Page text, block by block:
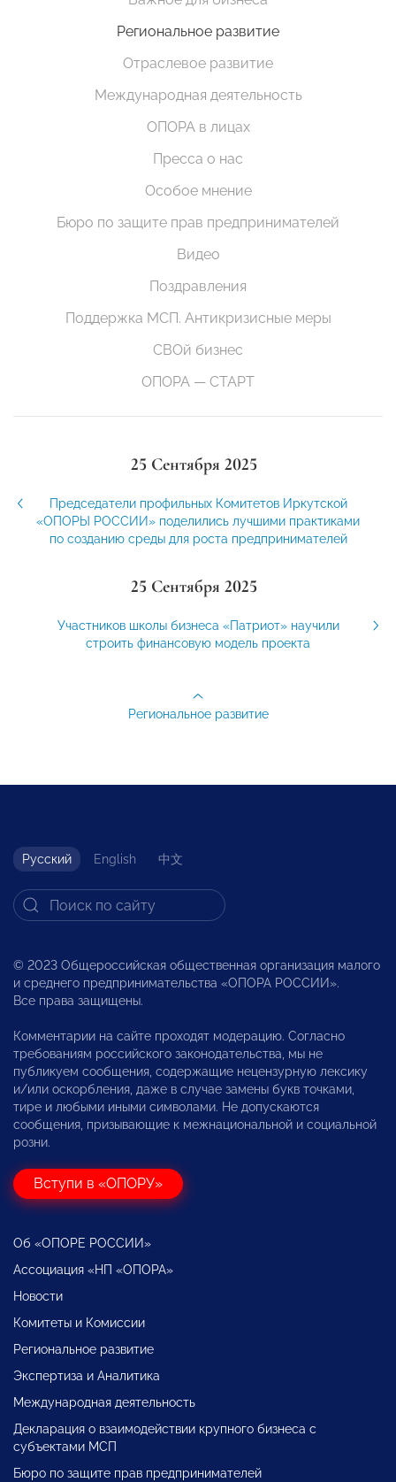
Региональное развитие
Отраслевое развитие
Международная деятельность
ОПОРА в лицах
Пресса о нас
Особое мнение
Бюро по защите прав предпринимателей
Видео
Поздравления
Поддержка МСП. Антикризисные меры
СВОй бизнес
ОПОРА — СТАРТ
25 Сентября 2025
Председатели профильных Комитетов Иркутской
«ОПОРЫ РОССИИ» поделились лучшими практиками
по созданию среды для роста предпринимателей
25 Сентября 2025
Участников школы бизнеса «Патриот» научили
строить финансовую модель проекта
Региональное развитие
Русский English 中文
© 2023 Общероссийская общественная организация малого
и среднего предпринимательства «ОПОРА РОССИИ».
Все права защищены.
Комментарии на сайте проходят модерацию. Согласно
требованиям российского законодательства, мы не
публикуем сообщения, содержащие нецензурную лексику
и/или оскорбления, даже в случае замены букв точками,
тире и любыми иными символами. Не допускаются
сообщения, призывающие к межнациональной и социальной
розни.
Вступи в «ОПОРУ»
Об «ОПОРЕ РОССИИ»
Ассоциация «НП «ОПОРА»
Новости
Комитеты и Комиссии
Региональное развитие
Экспертиза и Аналитика
Международная деятельность
Декларация о взаимодействии крупного бизнеса с
субъектами МСП
Бюро по защите прав предпринимателей